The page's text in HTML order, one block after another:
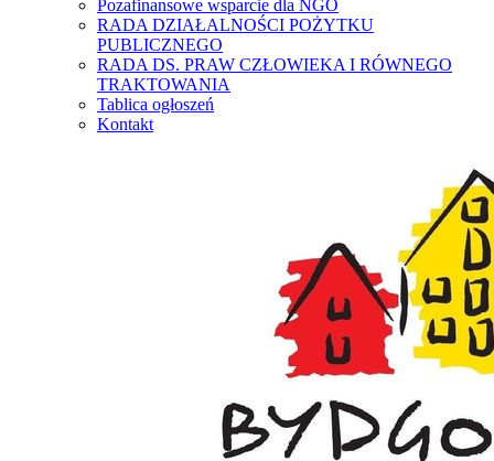
Pozafinansowe wsparcie dla NGO
RADA DZIAŁALNOŚCI POŻYTKU
PUBLICZNEGO
RADA DS. PRAW CZŁOWIEKA I RÓWNEGO
TRAKTOWANIA
Tablica ogłoszeń
Kontakt